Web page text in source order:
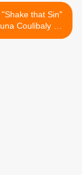
that Sin"
Coulibaly au
27 Avril &